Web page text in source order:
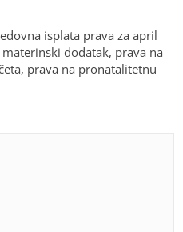
isplata prava za april
dodatak, prava na
prava na pronatalitetnu